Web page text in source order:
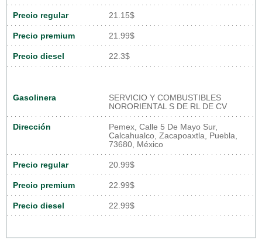
Precio regular 21.15$
Precio premium 21.99$
Precio diesel 22.3$
Gasolinera
SERVICIO Y COMBUSTIBLES
NORORIENTAL S DE RL DE CV
Dirección
Pemex, Calle 5 De Mayo Sur,
Calcahualco, Zacapoaxtla, Puebla,
73680, México
Precio regular 20.99$
Precio premium 22.99$
Precio diesel 22.99$